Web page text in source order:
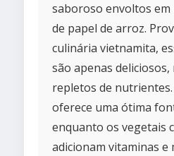
saboroso envoltos
de papel de arroz.
culinária vietnamita,
são apenas deliciosos,
repletos de
oferece uma ótima
enquanto os vegetais
adicionam vitaminas e